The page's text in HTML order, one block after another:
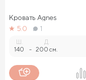
Кровать Agnes
5.0
1
140 -
Д.
200 см.